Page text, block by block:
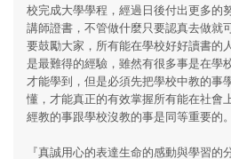
校完成大學學程，經過日後付出更多的
講師證書，不管做什麼只要認真去做就
要鼓勵大家，所有能在學校好好讀書的
是最難得的經驗，雖然有很多事是在學
才能學到，但是必須先把學校中教的事
懂，才能真正的有效掌握所有能在社會
經教的事跟學校沒教的事是同等重要的。
『真誠用心的表達生命的感動與學習